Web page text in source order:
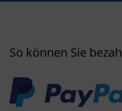
So können Sie